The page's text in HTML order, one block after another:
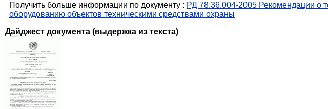
Получить больше информации по документу : РД 78.36.004-2005 Рекомендации о
оборудованию объектов техническими средствами охраны
Дайджест документа (выдержка из текста)